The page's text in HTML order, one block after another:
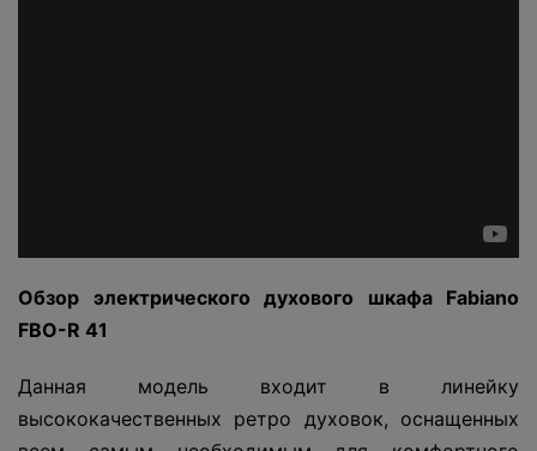
Обзор электрического духового шкафа Fabiano
FBO-R 41
Данная модель входит в линейку
высококачественных ретро духовок, оснащенных